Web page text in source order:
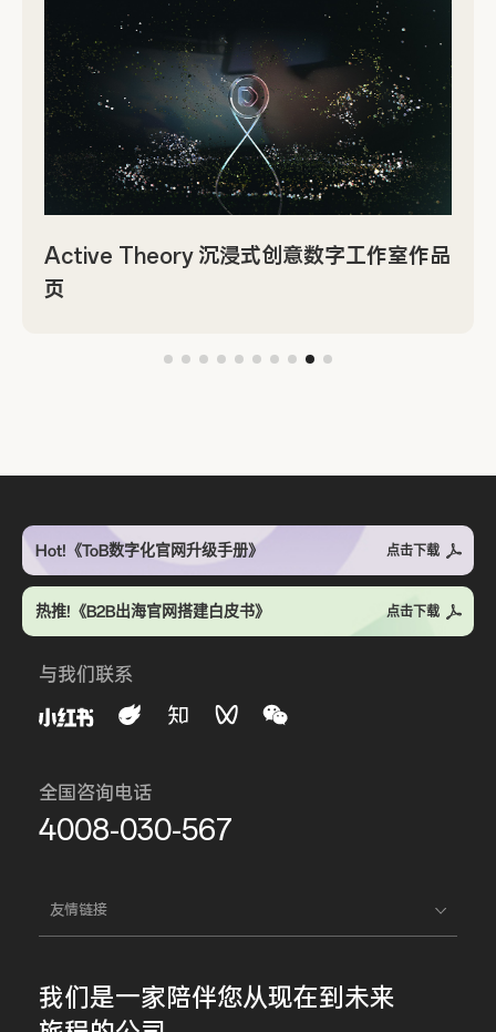
Active Theory 沉浸式创意数字工作室作品
页
Hot!《ToB数字化官网升级手册》 点击下载
热推!《B2B出海官网搭建白皮书》 点击下载
与我们联系
全国咨询电话
4008-030-567
友情链接
我们是一家陪伴您从现在到未来